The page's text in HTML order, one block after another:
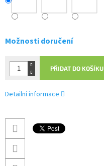
Možnosti doručení
PŘIDAT DO KOŠÍKU
Detailní informace